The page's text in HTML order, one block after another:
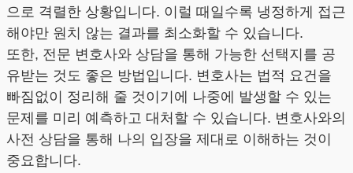
으로 격렬한 상황입니다. 이럴 때일수록 냉정하게 접근
해야만 원치 않는 결과를 최소화할 수 있습니다.
또한, 전문 변호사와 상담을 통해 가능한 선택지를 공
유받는 것도 좋은 방법입니다. 변호사는 법적 요건을
빠짐없이 정리해 줄 것이기에 나중에 발생할 수 있는
문제를 미리 예측하고 대처할 수 있습니다. 변호사와의
사전 상담을 통해 나의 입장을 제대로 이해하는 것이
중요합니다.